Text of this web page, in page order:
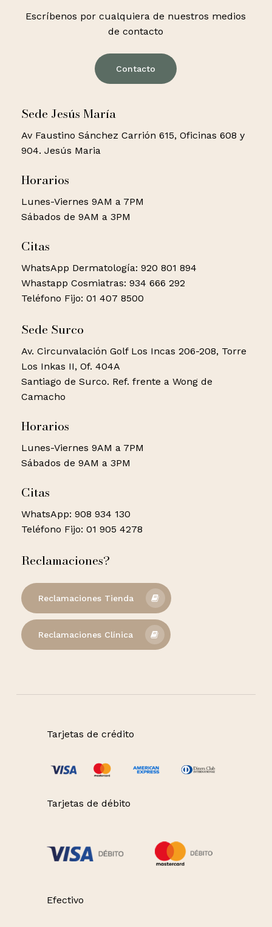
Escríbenos por cualquiera de nuestros medios
de contacto
Contacto
Sede Jesús María
Av Faustino Sánchez Carrión 615, Oficinas 608 y
904. Jesús Maria
Horarios
Lunes-Viernes 9AM a 7PM
Sábados de 9AM a 3PM
Citas
WhatsApp Dermatología: 920 801 894
Whastapp Cosmiatras: 934 666 292
Teléfono Fijo: 01 407 8500
Sede Surco
Av. Circunvalación Golf Los Incas 206-208, Torre
Los Inkas II, Of. 404A
Santiago de Surco. Ref. frente a Wong de
Camacho
Horarios
Lunes-Viernes 9AM a 7PM
Sábados de 9AM a 3PM
Citas
WhatsApp: 908 934 130
Teléfono Fijo: 01 905 4278
Reclamaciones?
Reclamaciones Tienda
Reclamaciones Clínica
Tarjetas de crédito
Tarjetas de débito
Efectivo